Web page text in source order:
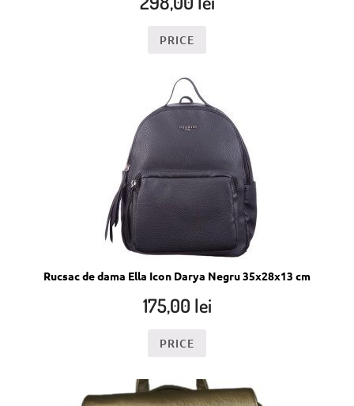
PRICE
Rucsac de dama Ella Icon Darya Negru 35x28x13 cm
175,00 lei
PRICE